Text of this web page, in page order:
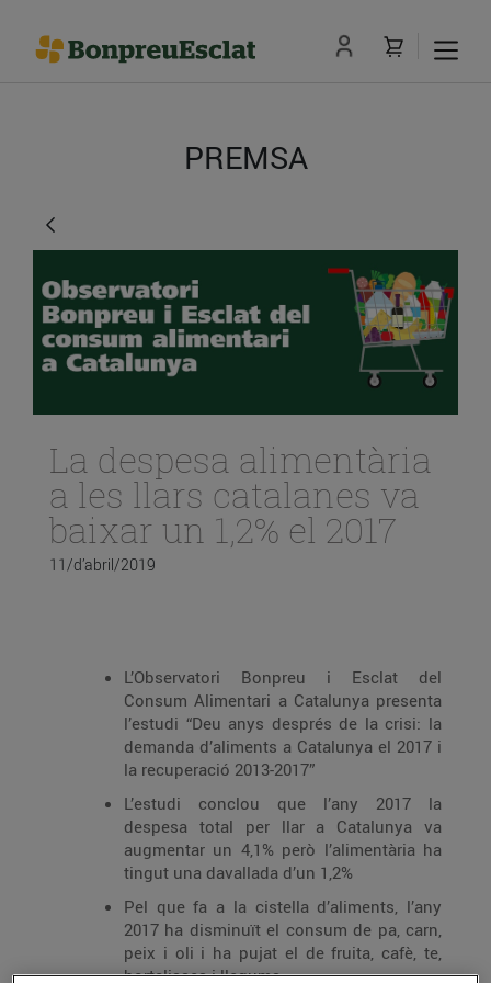
PREMSA
La despesa alimentària
a les llars catalanes va
baixar un 1,2% el 2017
11/d’abril/2019
L’Observatori Bonpreu i Esclat del
Consum Alimentari a Catalunya presenta
l’estudi “Deu anys després de la crisi: la
demanda d’aliments a Catalunya el 2017 i
la recuperació 2013-2017”
L’estudi conclou que l’any 2017 la
despesa total per llar a Catalunya va
augmentar un 4,1% però l’alimentària ha
tingut una davallada d’un 1,2%
Pel que fa a la cistella d’aliments, l’any
2017 ha disminuït el consum de pa, carn,
peix i oli i ha pujat el de fruita, cafè, te,
hortalisses i llegums